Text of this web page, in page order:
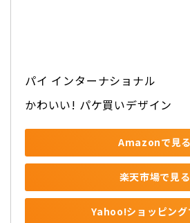
パイ インターナショナル
かわいい! パケ買いデザイン
Amazonで見る
楽天市場で見る
Yahoo!ショッピング